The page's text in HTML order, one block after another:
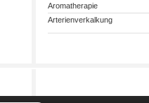
Aromatherapie
Arterienverkalkung